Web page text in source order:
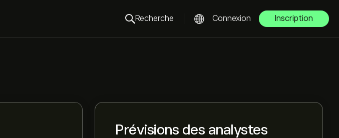
Recherche Connexion Inscription
Prévisions des analystes